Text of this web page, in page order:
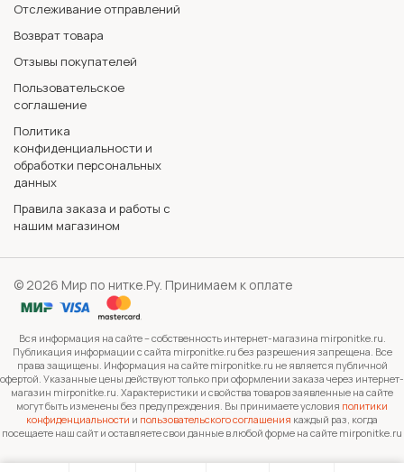
Отслеживание отправлений
Возврат товара
Отзывы покупателей
Пользовательское
соглашение
Политика
конфиденциальности и
обработки персональных
данных
Правила заказа и работы с
нашим магазином
© 2026 Мир по нитке.Ру. Принимаем к оплате
Вся информация на сайте – собственность интернет-магазина mirponitke.ru.
Публикация информации с сайта mirponitke.ru без разрешения запрещена. Все
права защищены. Информация на сайте mirponitke.ru не является публичной
офертой. Указанные цены действуют только при оформлении заказа через интернет-
магазин mirponitke.ru. Характеристики и свойства товаров заявленные на сайте
могут быть изменены без предупреждения. Вы принимаете условия политики
конфиденциальности и пользовательского соглашения каждый раз, когда
посещаете наш сайт и оставляете свои данные в любой форме на сайте mirponitke.ru